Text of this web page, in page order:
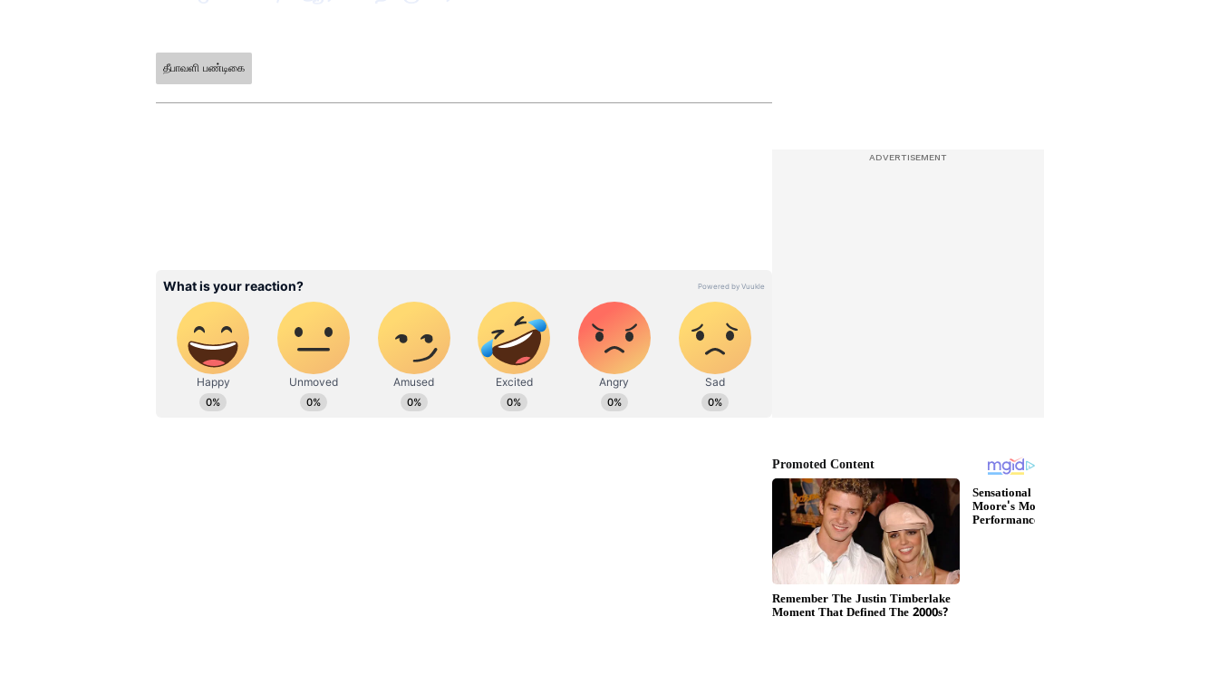
சாதி மத பேதங்களைக் கடந்து அனைவராலும் கொண்டாடப்படும் இந்த
தீபாவளி
த் திருநாள் அனைவரது வாழ்விலும் ஒளிமயமான எதிர்காலத்தையும்
ABOUT THE AUTHOR
தீபாவளி பண்டிகை